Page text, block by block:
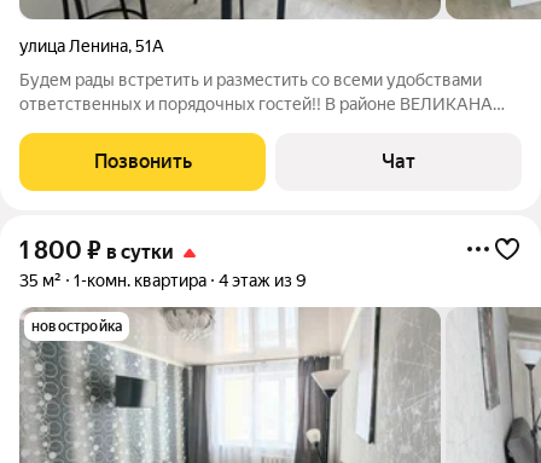
улица Ленина,51А
Будем рады встретить и разместить со всеми удобствами
ответственных и порядочных гостей!! В районе ВЕЛИКАНА
евроремонтом квартира. В шаговой доступности медцентр
«ДОКТОР ОЗОН», фитнес центр «ПАНДА»,
Позвонить Чат
1 800 ₽ в сутки
35 м² 1-комн. квартира 4 этаж из 9
новостройка